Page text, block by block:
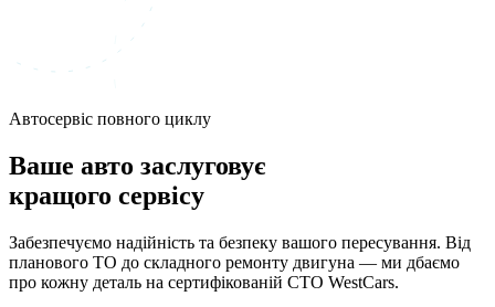
Автосервіс повного циклу
Ваше авто заслуговує
кращого сервісу
Забезпечуємо надійність та безпеку вашого пересування. Від
планового ТО до складного ремонту двигуна — ми дбаємо
про кожну деталь на сертифікованій СТО WestCars.